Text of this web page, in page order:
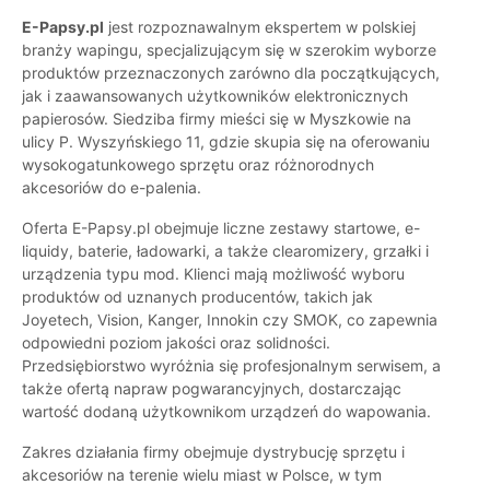
E-Papsy.pl jest rozpoznawalnym ekspertem w polskiej
branży wapingu, specjalizującym się w szerokim wyborze
produktów przeznaczonych zarówno dla początkujących,
jak i zaawansowanych użytkowników elektronicznych
papierosów. Siedziba firmy mieści się w Myszkowie na
ulicy P. Wyszyńskiego 11, gdzie skupia się na oferowaniu
wysokogatunkowego sprzętu oraz różnorodnych
akcesoriów do e-palenia.
Oferta E-Papsy.pl obejmuje liczne zestawy startowe, e-
liquidy, baterie, ładowarki, a także clearomizery, grzałki i
urządzenia typu mod. Klienci mają możliwość wyboru
produktów od uznanych producentów, takich jak
Joyetech, Vision, Kanger, Innokin czy SMOK, co zapewnia
odpowiedni poziom jakości oraz solidności.
Przedsiębiorstwo wyróżnia się profesjonalnym serwisem, a
także ofertą napraw pogwarancyjnych, dostarczając
wartość dodaną użytkownikom urządzeń do wapowania.
Zakres działania firmy obejmuje dystrybucję sprzętu i
akcesoriów na terenie wielu miast w Polsce, w tym